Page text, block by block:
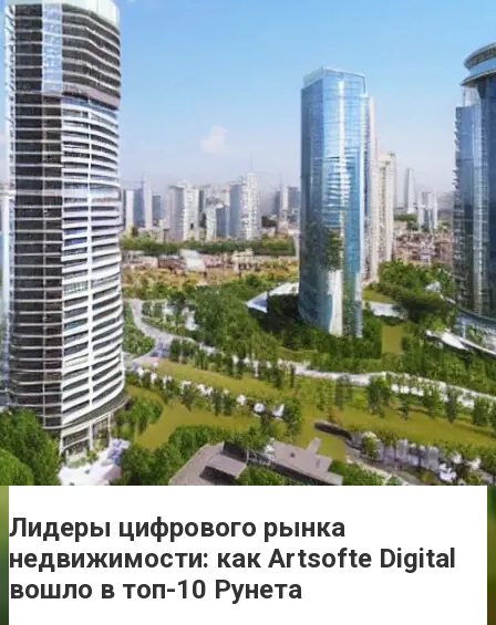
Лидеры цифрового рынка
недвижимости: как Artsofte Digital
вошло в топ-10 Рунета